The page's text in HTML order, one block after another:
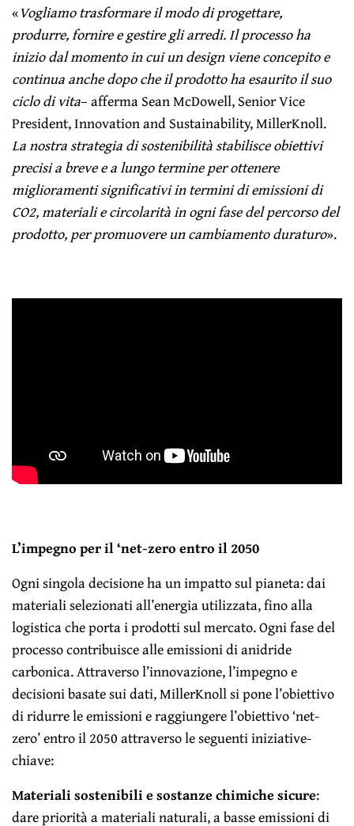
«Vogliamo trasformare il modo di progettare,
produrre, fornire e gestire gli arredi. Il processo ha
inizio dal momento in cui un design viene concepito e
continua anche dopo che il prodotto ha esaurito il suo
ciclo di vita– afferma Sean McDowell, Senior Vice
President, Innovation and Sustainability, MillerKnoll.
La nostra strategia di sostenibilità stabilisce obiettivi
precisi a breve e a lungo termine per ottenere
miglioramenti significativi in termini di emissioni di
CO2, materiali e circolarità in ogni fase del percorso del
prodotto, per promuovere un cambiamento duraturo».
L’impegno per il ‘net-zero entro il 2050
Ogni singola decisione ha un impatto sul pianeta: dai
materiali selezionati all’energia utilizzata, fino alla
logistica che porta i prodotti sul mercato. Ogni fase del
processo contribuisce alle emissioni di anidride
carbonica. Attraverso l’innovazione, l’impegno e
decisioni basate sui dati, MillerKnoll si pone l’obiettivo
di ridurre le emissioni e raggiungere l’obiettivo ‘net-
zero’ entro il 2050 attraverso le seguenti iniziative-
chiave:
Materiali sostenibili e sostanze chimiche sicure:
dare priorità a materiali naturali, a basse emissioni di